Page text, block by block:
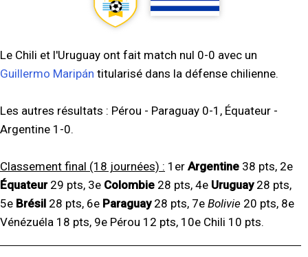
Le Chili et l'Uruguay ont fait match nul 0-0 avec un
Guillermo Maripán titularisé dans la défense chilienne.
Les autres résultats : Pérou - Paraguay 0-1, Équateur -
Argentine 1-0.
Classement final (18 journées) : 1er Argentine 38 pts, 2e
Équateur29 pts, 3e Colombie 28 pts, 4e Uruguay28 pts,
5e Brésil 28 pts, 6e Paraguay28 pts, 7e Bolivie 20 pts, 8e
Vénézuéla 18 pts, 9e Pérou 12 pts, 10e Chili 10 pts.